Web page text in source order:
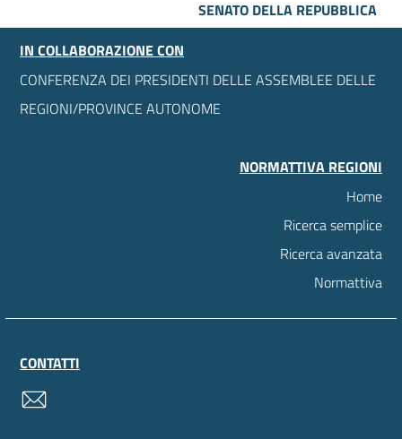
SENATO DELLA REPUBBLICA
IN COLLABORAZIONE CON
CONFERENZA DEI PRESIDENTI DELLE ASSEMBLEE DELLE
REGIONI/PROVINCE AUTONOME
NORMATTIVA REGIONI
Home
Ricerca semplice
Ricerca avanzata
Normattiva
CONTATTI